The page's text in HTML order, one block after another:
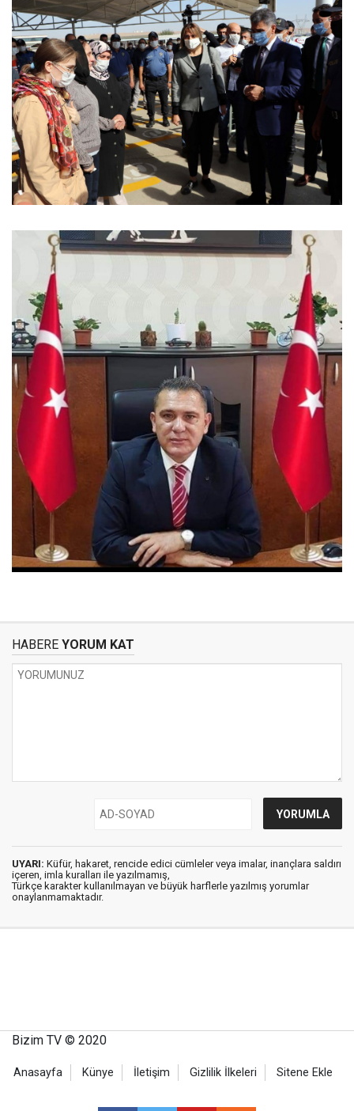
HABERE YORUM KAT
UYARI: Küfür, hakaret, rencide edici cümleler veya imalar, inançlara saldırı
içeren, imla kuralları ile yazılmamış,
Türkçe karakter kullanılmayan ve büyük harflerle yazılmış yorumlar
onaylanmamaktadır.
Bizim TV © 2020
Anasayfa Künye İletişim Gizlilik İlkeleri Sitene Ekle